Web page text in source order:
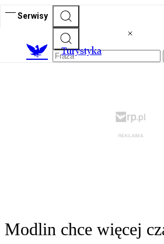
Serwisy
Turystyka
Modlin chce więcej